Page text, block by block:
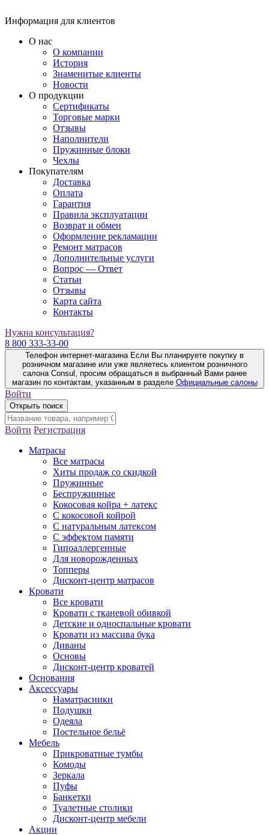
Информация для клиентов
О нас
О компании
История
Знаменитые клиенты
Новости
О продукции
Сертификаты
Торговые марки
Отзывы
Наполнители
Пружинные блоки
Чехлы
Покупателям
Доставка
Оплата
Гарантия
Правила эксплуатации
Возврат и обмен
Оформление рекламации
Ремонт матрасов
Дополнительные услуги
Вопрос — Ответ
Статьи
Отзывы
Карта сайта
Контакты
Нужна консультация?
8 800 333-33-00
Телефон интернет-магазина Если Вы планируете покупку в
розничном магазине или уже являетесь клиентом розничного
салона Consul, просим обращаться в выбранный Вами ранее
магазин по контактам, указанным в разделе Официальные салоны
Войти
Открыть поиск
Войти Регистрация
Матрасы
Все матрасы
Хиты продаж со скидкой
Пружинные
Беспружинные
Кокосовая койра + латекс
С кокосовой койрой
С натуральным латексом
С эффектом памяти
Гипоаллергенные
Для новорожденных
Топперы
Дисконт-центр матрасов
Кровати
Все кровати
Кровати с тканевой обивкой
Детские и односпальные кровати
Кровати из массива бука
Диваны
Основы
Дисконт-центр кроватей
Основания
Аксессуары
Наматрасники
Подушки
Одеяла
Постельное бельё
Мебель
Прикроватные тумбы
Комоды
Зеркала
Пуфы
Банкетки
Туалетные столики
Дисконт-центр мебели
Акции